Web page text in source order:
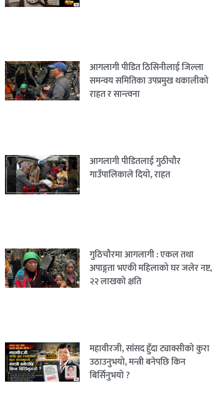
आगलागी पीडित ठिसिनीलाई जिल्ला
समन्वय समितिका उपप्रमुख थकालीको
राहत र सान्त्वना
आगलागी पीडितलाई गुठीचौर
गाउँपालिकाले दियो, राहत
गुठिचौरमा आगलागी : एकल तथा
अपाङ्गता भएकी महिलाको घर जलेर नष्ट,
२२ लाखको क्षति
महावीरजी, सांसद हुँदा ट्याक्सीको कुरा
उठाउनुभयो, मन्त्री बनेपछि किन
बिर्सिनुभयो ?